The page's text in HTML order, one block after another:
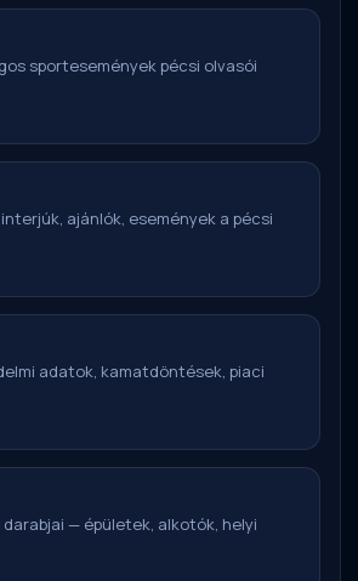
sportesemények pécsi olvasói
ajánlók, események a pécsi
adatok, kamatdöntések, piaci
— épületek, alkotók, helyi